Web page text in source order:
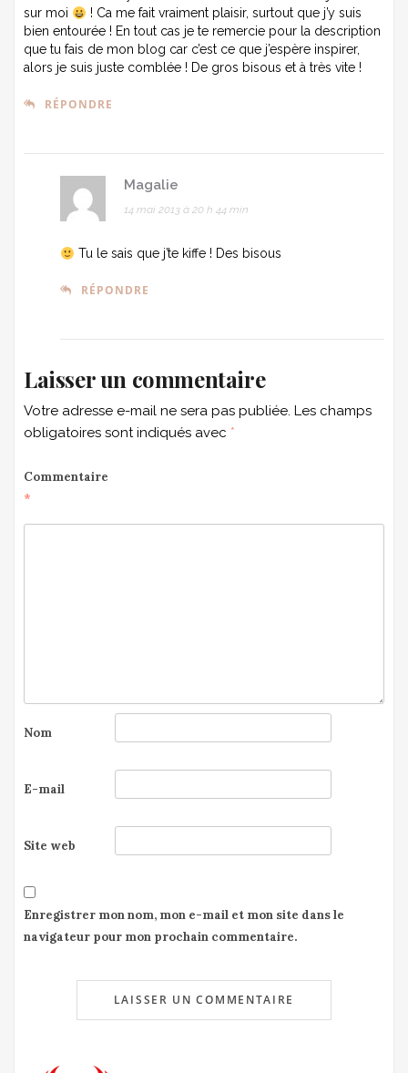
sur moi
! Ca me fait vraiment plaisir, surtout que j’y suis
bien entourée ! En tout cas je te remercie pour la description
que tu fais de mon blog car c’est ce que j’espère inspirer,
alors je suis juste comblée ! De gros bisous et à très vite !
RÉPONDRE
Magalie
14 mai 2013 à 20 h 44 min
Tu le sais que j’te kiffe ! Des bisous
RÉPONDRE
Laisser un commentaire
Votre adresse e-mail ne sera pas publiée. Les champs
obligatoires sont indiqués avec *
Commentaire
*
Nom
E-mail
Site web
Enregistrer mon nom, mon e-mail et mon site dans le
navigateur pour mon prochain commentaire.